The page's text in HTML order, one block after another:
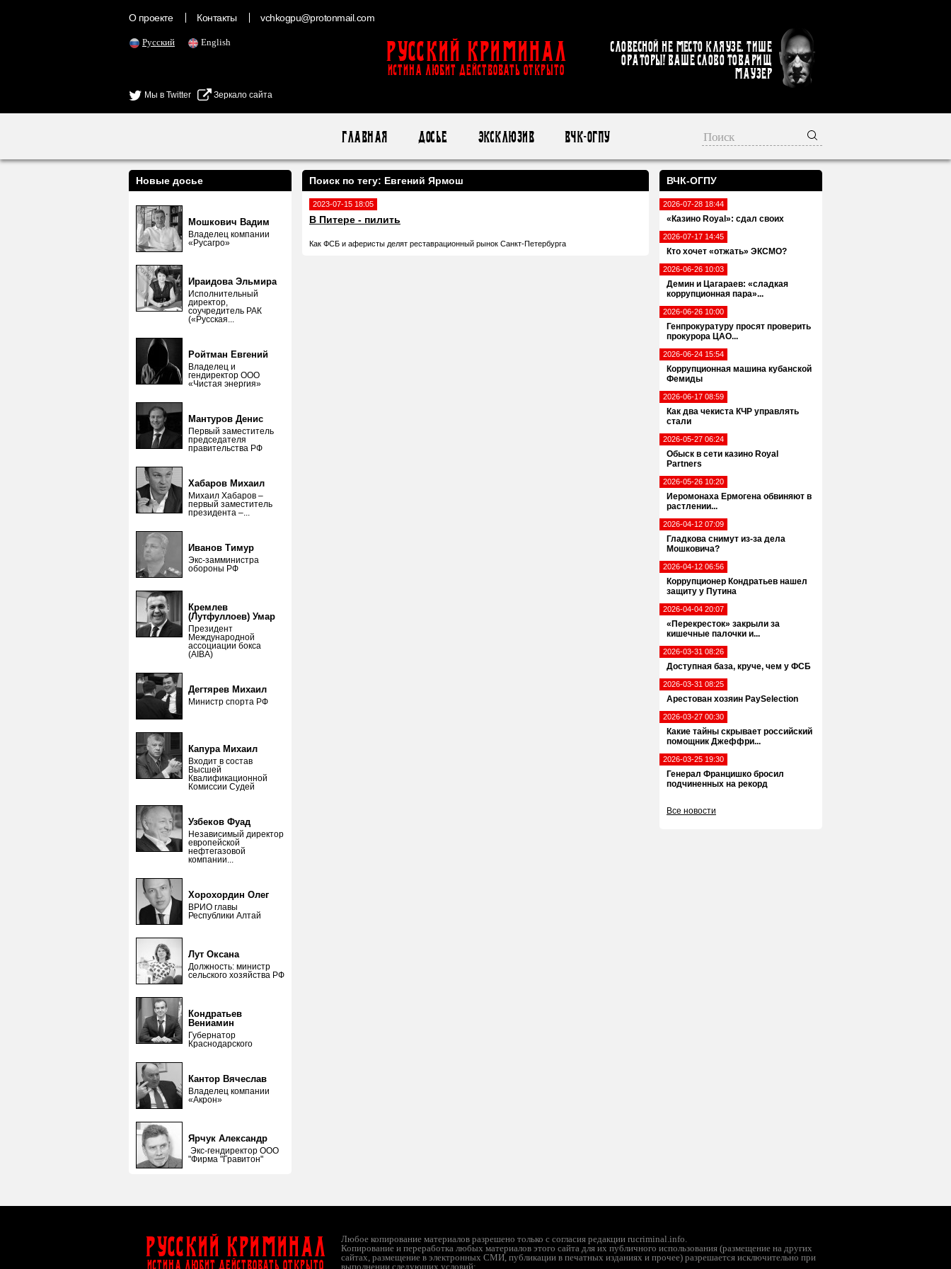
О проекте Контакты vchkogpu@protonmail.com
Русский English
Мы в Twitter Зеркало сайта
Русский Криминал
ИСТИНА ЛЮБИТ ДЕЙСТВОВАТЬ ОТКРЫТО
Словесной не место кляузе. Тише
ораторы! Ваше слово товарищ
Маузер
Главная Досье Эксклюзив ВЧК-ОГПУ
ВЧК-ОГПУ
2026-07-28 18:44
«Казино Royal»: сдал своих
2026-07-17 14:45
Кто хочет «отжать» ЭКСМО?
2026-06-26 10:03
Демин и Цагараев: «сладкая
коррупционная пара»...
2026-06-26 10:00
Генпрокуратуру просят проверить
прокурора ЦАО...
2026-06-24 15:54
Коррупционная машина кубанской
Фемиды
2026-06-17 08:59
Как два чекиста КЧР управлять
стали
2026-05-27 06:24
Обыск в сети казино Royal
Partners
2026-05-26 10:20
Иеромонаха Ермогена обвиняют в
растлении...
2026-04-12 07:09
Гладкова снимут из-за дела
Мошковича?
2026-04-12 06:56
Коррупционер Кондратьев нашел
защиту у Путина
2026-04-04 20:07
«Перекресток» закрыли за
кишечные палочки и...
2026-03-31 08:26
Доступная база, круче, чем у ФСБ
2026-03-31 08:25
Арестован хозяин PaySelection
2026-03-27 00:30
Какие тайны скрывает российский
помощник Джеффри...
2026-03-25 19:30
Генерал Францишко бросил
подчиненных на рекорд
Все новости
Новые досье
Мошкович Вадим
Владелец компании
«Русагро»
Ираидова Эльмира
Исполнительный
директор,
соучредитель РАК
(«Русская...
Ройтман Евгений
Владелец и
гендиректор ООО
«Чистая энергия»
Мантуров Денис
Первый заместитель
председателя
правительства РФ
Хабаров Михаил
Михаил Хабаров –
первый заместитель
президента –...
Иванов Тимур
Экс-замминистра
обороны РФ
Кремлев
(Лутфуллоев) Умар
Президент
Международной
ассоциации бокса
(AIBA)
Дегтярев Михаил
Министр спорта РФ
Капура Михаил
Входит в состав
Высшей
Квалификационной
Комиссии Судей
Узбеков Фуад
Независимый директор
европейской
нефтегазовой
компании...
Хорохордин Олег
ВРИО главы
Республики Алтай
Лут Оксана
Должность: министр
сельского хозяйства РФ
Кондратьев
Вениамин
Губернатор
Краснодарского
Кантор Вячеслав
Владелец компании
«Акрон»
Ярчук Александр
Экс-гендиректор ООО
"Фирма "Гравитон"
Поиск по тегу: Евгений Ярмош
2023-07-15 18:05
В Питере - пилить
Как ФСБ и аферисты делят реставрационный рынок Санкт-Петербурга
Русский Криминал
ИСТИНА ЛЮБИТ ДЕЙСТВОВАТЬ ОТКРЫТО
Любое копирование материалов разрешено только с согласия редакции rucriminal.info.
Копирование и переработка любых материалов этого сайта для их публичного использования (размещение на других
сайтах, размещение в электронных СМИ, публикации в печатных изданиях и прочее) разрешается исключительно при
выполнении следующих условий: